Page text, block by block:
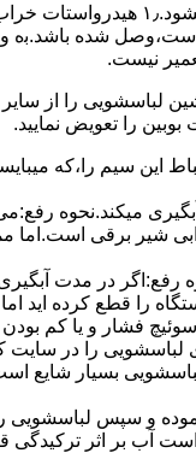
مشکل ۳:لباسشویی ﻋﻤﻞ آﺑﮕﯿﺮی را
شماره (۱۱)به (۱۳)،ﮐﻪ ﺑﻪ
نیست.
را ﺗﻌﻮﯾﺾ ﻧﻤﺎﯾﯿﺪ.
اﯾﻦ ﺳﯿﻢ را،ﮐﻪ
میکند.نحوه
شیر برقی است.اما
رﻓﻊ:اﮔﺮ در ﻣﺪت
قطع کرده اید اما
فشار و یا کم
را در سایت
بسیار شایع
و ﺳﭙﺲ
آب بر اثر